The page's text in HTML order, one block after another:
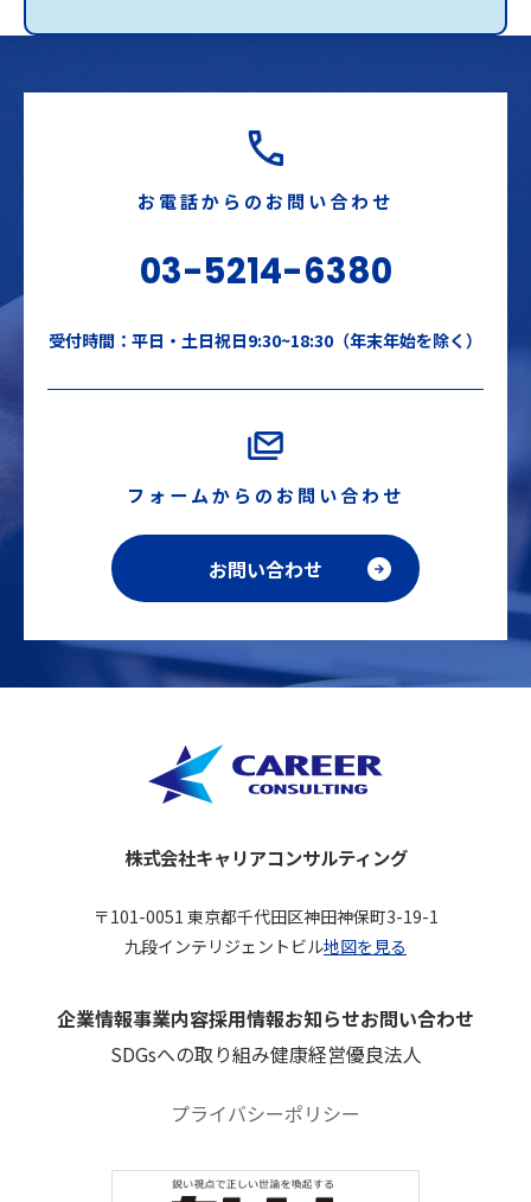
お電話からのお問い合わせ
03-5214-6380
受付時間：平日・土日祝日9:30~18:30（年末年始を除く）
フォームからのお問い合わせ
お問い合わせ
株式会社キャリアコンサルティング
〒101-0051 東京都千代田区神田神保町3-19-1
九段インテリジェントビル地図を見る
企業情報事業内容採用情報お知らせお問い合わせ
SDGsへの取り組み健康経営優良法人
プライバシーポリシー